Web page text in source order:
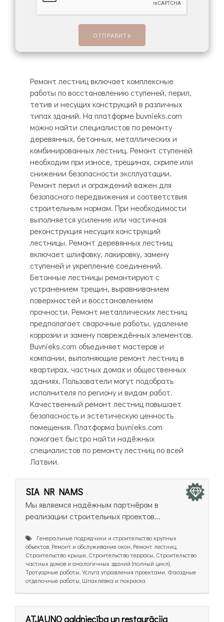
Ремонт лестниц включает комплексные
работы по восстановлению ступеней, перил,
тетив и несущих конструкций в различных
типах зданий. На платформе buvnieks.com
можно найти специалистов по ремонту
деревянных, бетонных, металлических и
комбинированных лестниц. Ремонт ступеней
необходим при износе, трещинах, скрипе или
снижении безопасности эксплуатации.
Ремонт перил и ограждений важен для
безопасного передвижения и соответствия
строительным нормам. При необходимости
выполняется усиление или частичная
реконструкция несущих конструкций
лестницы. Ремонт деревянных лестниц
включает шлифовку, лакировку, замену
ступеней и укрепление соединений.
Бетонные лестницы ремонтируют с
устранением трещин, выравниванием
поверхностей и восстановлением
прочности. Ремонт металлических лестниц
предполагает сварочные работы, удаление
коррозии и замену повреждённых элементов.
Buvnieks.com объединяет мастеров и
компании, выполняющие ремонт лестниц в
квартирах, частных домах и общественных
зданиях. Пользователи могут подобрать
исполнителя по региону и видам работ.
Качественный ремонт лестниц повышает
безопасность и эстетическую ценность
помещения. Платформа buvnieks.com
помогает быстро найти надёжных
специалистов по ремонту лестниц по всей
Латвии.
SIA NR NAMS
Мы являемся надёжным партнёром в
реализации строительных проектов...
Генеральные подрядчики и строительство крупных
объектов, Ремонт и обслуживание окон, Ремонт лестниц,
Строительство крыши, Строительство террасы, Строительство
частных домов и аналогичных зданий (полный цикл),
Тротуарные работы, Услуга управления проектами, Фасадные
отделочные работы, Шпаклёвка и покраска
ATJAUNO galdniecība un restaurācija